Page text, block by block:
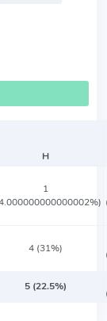
Н
1
4 (31%)
5 (22.5%)